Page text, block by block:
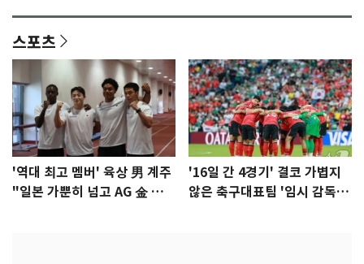
스포츠
'역대 최고 멤버' 육상 男 계주
"일본 가뿐히 넘고 AG 金 따겠
'16일 간 4경기' 결코 가볍지
않은 축구대표팀 '임시 감독'